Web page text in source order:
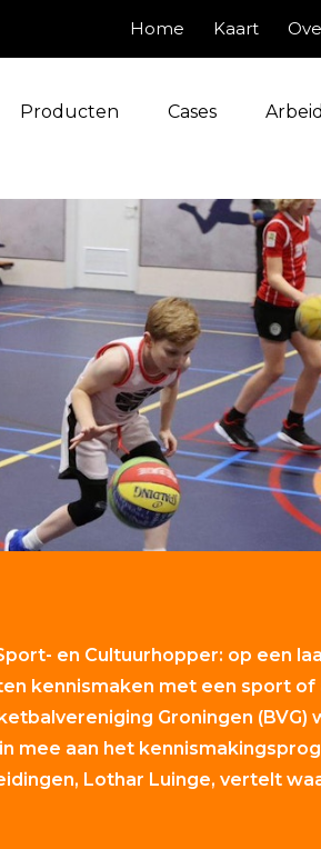
Home Kaart
Producten Cases
en Cultuurhopper: op een
kennismaken met een sport
Groningen
mee aan het
Lothar Luinge, vertelt